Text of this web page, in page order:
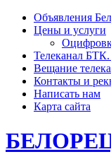
Объявления
Цены и услуги
Телеканал
Вещание
Контакты и
Написать нам
Карта сайта